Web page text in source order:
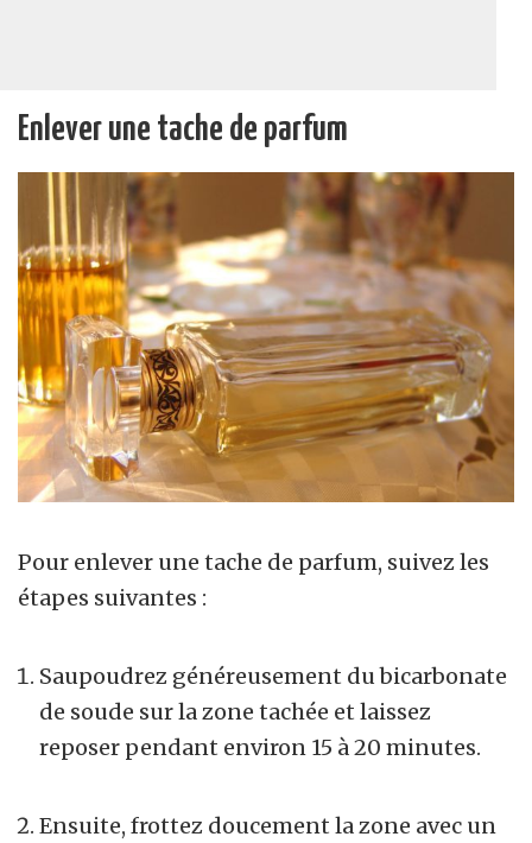
Enlever une tache de parfum
Pour enlever une tache de parfum, suivez les
étapes suivantes :
Saupoudrez généreusement du bicarbonate
de soude sur la zone tachée et laissez
reposer pendant environ 15 à 20 minutes.
Ensuite, frottez doucement la zone avec un